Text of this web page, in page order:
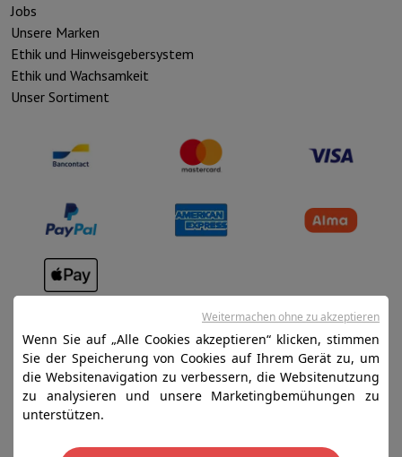
Jobs
Unsere Marken
Ethik und Hinweisgebersystem
Ethik und Wachsamkeit
Unser Sortiment
Datenschutz
Disclaimer
Cookies
SA HIFI international - 2 Rue Läiteschbaach, 5324
Wenn Sie auf „Alle Cookies akzeptieren“ klicken, stimmen
Sie der Speicherung von Cookies auf Ihrem Gerät zu, um
die Websitenavigation zu verbessern, die Websitenutzung
zu analysieren und unsere Marketingbemühungen zu
unterstützen.
Weitermachen ohne zu akzeptieren